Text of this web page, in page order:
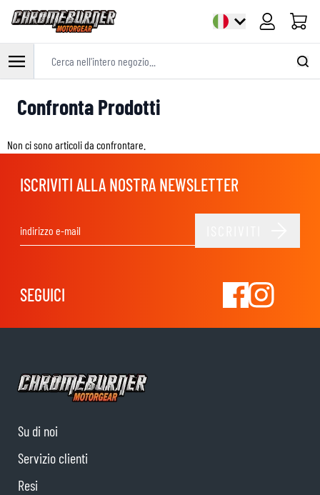
Cart
Confronta Prodotti
Non ci sono articoli da confrontare.
ISCRIVITI ALLA NOSTRA NEWSLETTER
SEGUICI
Su di noi
Servizio clienti
Resi